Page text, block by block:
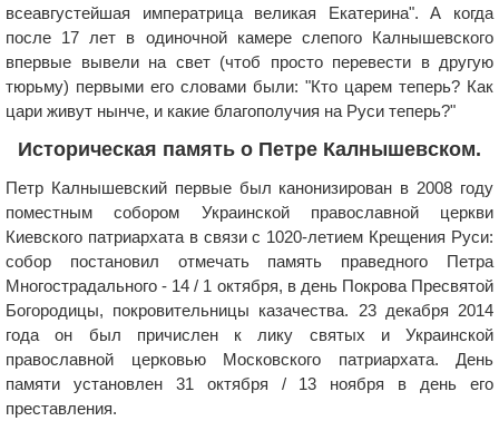
всеавгустейшая императрица великая Екатерина". А когда
после 17 лет в одиночной камере слепого Калнышевского
впервые вывели на свет (чтоб просто перевести в другую
тюрьму) первыми его словами были: "Кто царем теперь? Как
цари живут нынче, и какие благополучия на Руси теперь?"
Историческая память о Петре Калнышевском.
Петр Калнышевский первые был канонизирован в 2008 году
поместным собором Украинской православной церкви
Киевского патриархата в связи с 1020-летием Крещения Руси:
собор постановил отмечать память праведного Петра
Многострадального - 14 / 1 октября, в день Покрова Пресвятой
Богородицы, покровительницы казачества. 23 декабря 2014
года он был причислен к лику святых и Украинской
православной церковью Московского патриархата. День
памяти установлен 31 октября / 13 ноября в день его
преставления.